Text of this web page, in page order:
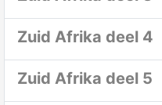
Zuid Afrika deel 4
Zuid Afrika deel 5